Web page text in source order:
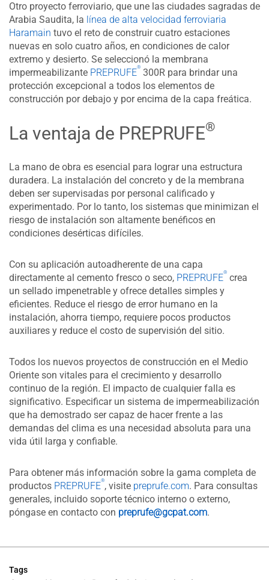
Otro proyecto ferroviario, que une las ciudades sagradas de
Arabia Saudita, la línea de alta velocidad ferroviaria
Haramain tuvo el reto de construir cuatro estaciones
nuevas en solo cuatro años, en condiciones de calor
extremo y desierto. Se seleccionó la membrana
impermeabilizante PREPRUFE
®
300R para brindar una
protección excepcional a todos los elementos de
construcción por debajo y por encima de la capa freática.
La ventaja de PREPRUFE®
La mano de obra es esencial para lograr una estructura
duradera. La instalación del concreto y de la membrana
deben ser supervisadas por personal calificado y
experimentado. Por lo tanto, los sistemas que minimizan el
riesgo de instalación son altamente benéficos en
condiciones desérticas difíciles.
Con su aplicación autoadherente de una capa
directamente al cemento fresco o seco, PREPRUFE
®
crea
un sellado impenetrable y ofrece detalles simples y
eficientes. Reduce el riesgo de error humano en la
instalación, ahorra tiempo, requiere pocos productos
auxiliares y reduce el costo de supervisión del sitio.
Todos los nuevos proyectos de construcción en el Medio
Oriente son vitales para el crecimiento y desarrollo
continuo de la región. El impacto de cualquier falla es
significativo. Especificar un sistema de impermeabilización
que ha demostrado ser capaz de hacer frente a las
demandas del clima es una necesidad absoluta para una
vida útil larga y confiable.
Para obtener más información sobre la gama completa de
productos PREPRUFE
®
, visite preprufe.com. Para consultas
generales, incluido soporte técnico interno o externo,
póngase en contacto con preprufe@gcpat.com.
Tags